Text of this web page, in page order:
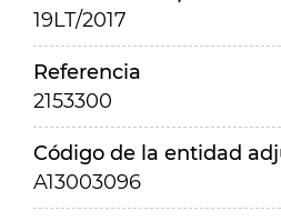
19LT/2017
Referencia
2153300
Código de la entidad
A13003096